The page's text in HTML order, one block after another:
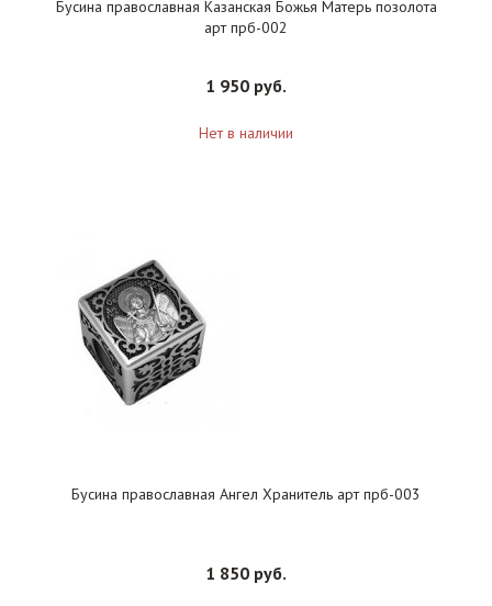
Бусина православная Казанская Божья Матерь позолота
арт прб-002
1 950 руб.
Нет в наличии
Бусина православная Ангел Хранитель арт прб-003
1 850 руб.